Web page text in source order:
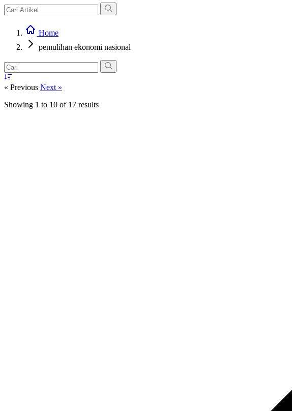
Home
pemulihan ekonomi nasional
« Previous Next »
Showing 1 to 10 of 17 results